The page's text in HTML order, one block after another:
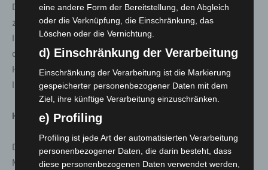
Dienstleister des Landes, Majorel, im Winter 2020
zunächst für die Vergabe von Terminen in den 50
Impfzentren bereitgestellt. Der Dienstleister übernahm
darüber hinaus ausschreibungsgemäß auch die
Hardware-Ausstattung sowie den Support der
Impfzentren und später auch der MIT.
Hotline-Daten und Rekorde:
Die Hotline startete am 15.12.2020 mit 75
Mitarbeiterinnen und Mitarbeitern. Das Ziel von 150
eine andere Form der Bereitstellung, den Abgleich
oder die Verknüpfung, die Einschränkung, das
Löschen oder die Vernichtung.
d) Einschränkung der Verarbeitung
Einschränkung der Verarbeitung ist die Markierung
gespeicherter personenbezogener Daten mit dem
Ziel, ihre künftige Verarbeitung einzuschränken.
e) Profiling
Profiling ist jede Art der automatisierten Verarbeitung
personenbezogener Daten, die darin besteht, dass
diese personenbezogenen Daten verwendet werden,